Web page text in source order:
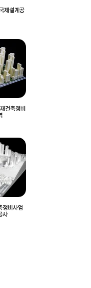
제설계공
건축정비
정비사업
사